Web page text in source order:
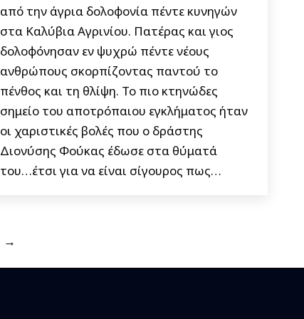
από την άγρια δολοφονία πέντε κυνηγών
στα Καλύβια Αγρινίου. Πατέρας και γιος
δολοφόνησαν εν ψυχρώ πέντε νέους
ανθρώπους σκορπίζοντας παντού το
πένθος και τη θλίψη. Το πιο κτηνώδες
σημείο του αποτρόπαιου εγκλήματος ήταν
οι χαριστικές βολές που ο δράστης
Διονύσης Φούκας έδωσε στα θύματά
του…έτσι για να είναι σίγουρος πως…
→